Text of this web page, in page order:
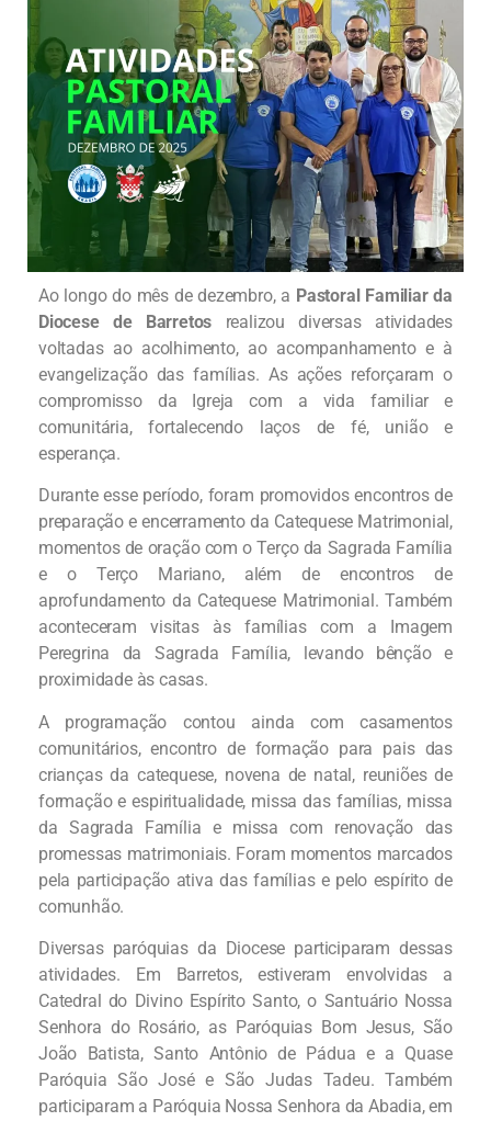
Ao longo do mês de dezembro, a Pastoral Familiar da
Diocese de Barretos realizou diversas atividades
voltadas ao acolhimento, ao acompanhamento e à
evangelização das famílias. As ações reforçaram o
compromisso da Igreja com a vida familiar e
comunitária, fortalecendo laços de fé, união e
esperança.
Durante esse período, foram promovidos encontros de
preparação e encerramento da Catequese Matrimonial,
momentos de oração com o Terço da Sagrada Família
e o Terço Mariano, além de encontros de
aprofundamento da Catequese Matrimonial. Também
aconteceram visitas às famílias com a Imagem
Peregrina da Sagrada Família, levando bênção e
proximidade às casas.
A programação contou ainda com casamentos
comunitários, encontro de formação para pais das
crianças da catequese, novena de natal, reuniões de
formação e espiritualidade, missa das famílias, missa
da Sagrada Família e missa com renovação das
promessas matrimoniais. Foram momentos marcados
pela participação ativa das famílias e pelo espírito de
comunhão.
Diversas paróquias da Diocese participaram dessas
atividades. Em Barretos, estiveram envolvidas a
Catedral do Divino Espírito Santo, o Santuário Nossa
Senhora do Rosário, as Paróquias Bom Jesus, São
João Batista, Santo Antônio de Pádua e a Quase
Paróquia São José e São Judas Tadeu. Também
participaram a Paróquia Nossa Senhora da Abadia, em